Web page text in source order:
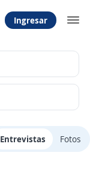
Ingresar
Entrevistas Fotos